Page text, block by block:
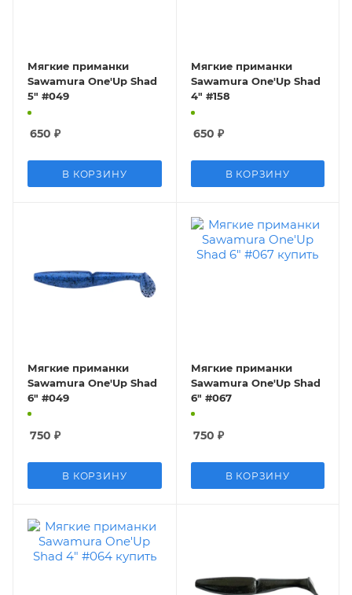
Мягкие приманки
Sawamura One'Up Shad
5" #049
650 ₽
В КОРЗИНУ
Мягкие приманки
Sawamura One'Up Shad
4" #158
650 ₽
В КОРЗИНУ
Мягкие приманки
Sawamura One'Up Shad
6" #049
750 ₽
В КОРЗИНУ
Мягкие приманки
Sawamura One'Up Shad
6" #067
750 ₽
В КОРЗИНУ